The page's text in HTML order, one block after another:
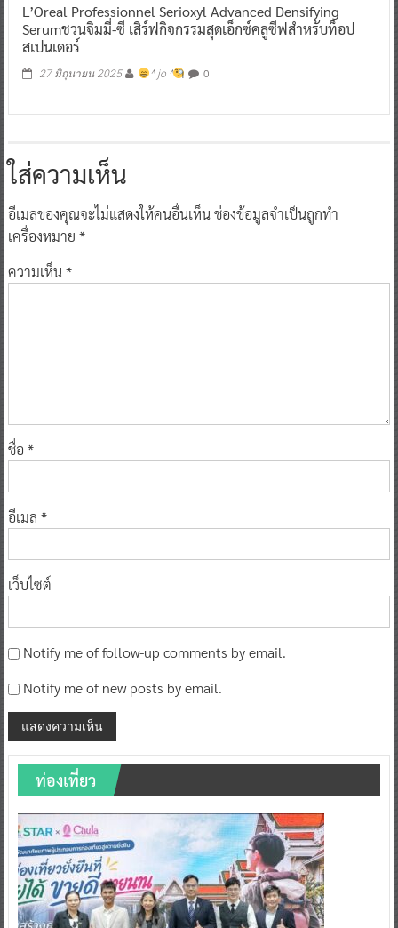
L’Oreal Professionnel Serioxyl Advanced Densifying
Serumชวนจิมมี่-ซี เสิร์ฟกิจกรรมสุดเอ็กซ์คลูซีฟสำหรับท็อป
สเปนเดอร์
27 มิถุนายน 2025 ^ jo ^ 0
ใส่ความเห็น
อีเมลของคุณจะไม่แสดงให้คนอื่นเห็นช่องข้อมูลจำเป็นถูกทำ
เครื่องหมาย *
ความเห็น*
ชื่อ *
อีเมล *
เว็บไซต์
Notify me of follow-up comments by email.
Notify me of new posts by email.
ท่องเที่ยว